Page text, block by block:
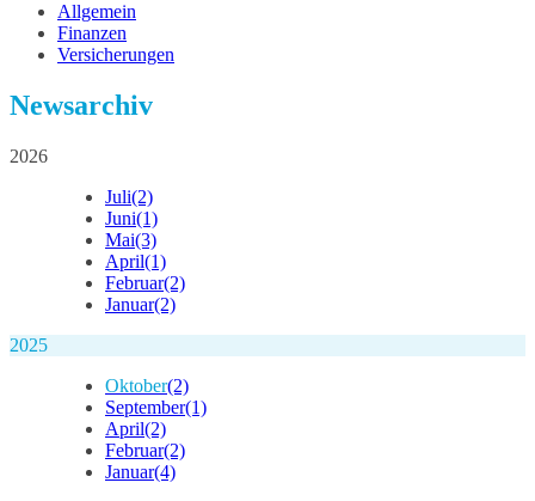
Allgemein
Finanzen
Versicherungen
Newsarchiv
2026
Juli(2)
Juni(1)
Mai(3)
April(1)
Februar(2)
Januar(2)
2025
Oktober(2)
September(1)
April(2)
Februar(2)
Januar(4)